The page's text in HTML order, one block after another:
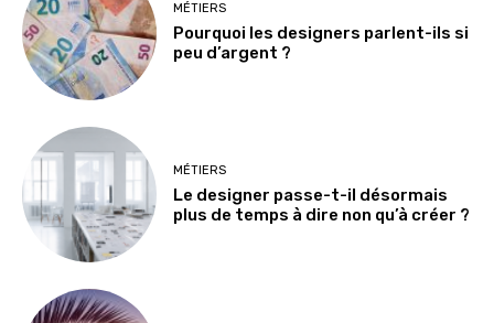
MÉTIERS
Pourquoi les designers parlent-ils si
peu d’argent ?
MÉTIERS
Le designer passe-t-il désormais
plus de temps à dire non qu’à créer ?